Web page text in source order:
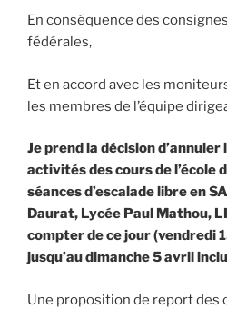
En conséquence des
fédérales,
Et en accord avec les
les membres de l’équipe
Je prend la décision d’annuler
activités des cours de l’école
séances d’escalade libre en
Daurat, Lycée Paul Mathou,
compter de ce jour (vendredi
jusqu’au dimanche 5 avril
Une proposition de report des